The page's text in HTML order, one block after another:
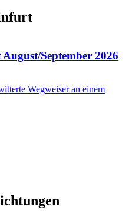
September 2026